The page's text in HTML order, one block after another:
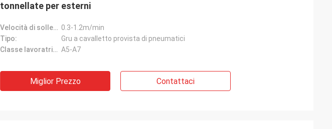
tonnellate per esterni
Velocità di sollevamento: 0.3-1.2m/min
Tipo:
Gru a cavalletto provista di pneumatici
Classe lavoratrice: A5-A7
Miglior Prezzo Contattaci